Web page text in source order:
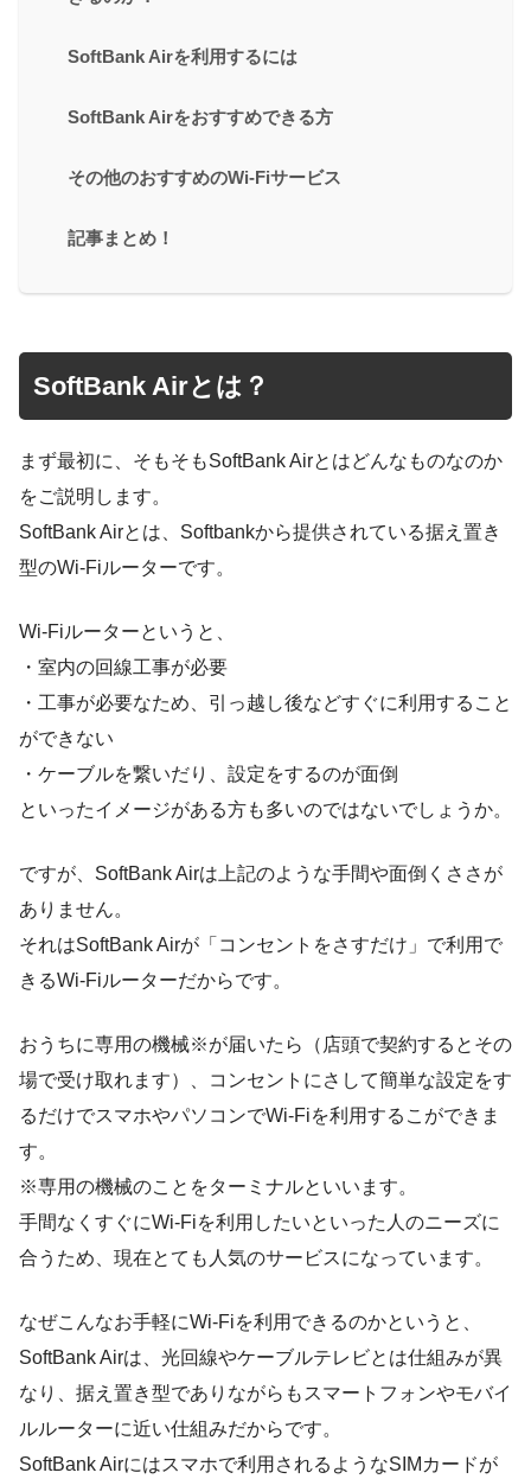
SoftBank Airを利用するには
SoftBank Airをおすすめできる方
その他のおすすめのWi-Fiサービス
記事まとめ！
SoftBank Airとは？
まず最初に、そもそもSoftBank Airとはどんなものなのか
をご説明します。
SoftBank Airとは、Softbankから提供されている据え置き
型のWi-Fiルーターです。
Wi-Fiルーターというと、
・室内の回線工事が必要
・工事が必要なため、引っ越し後などすぐに利用すること
ができない
・ケーブルを繋いだり、設定をするのが面倒
といったイメージがある方も多いのではないでしょうか。
ですが、SoftBank Airは上記のような手間や面倒くささが
ありません。
それはSoftBank Airが「コンセントをさすだけ」で利用で
きるWi-Fiルーターだからです。
おうちに専用の機械※が届いたら（店頭で契約するとその
場で受け取れます）、コンセントにさして簡単な設定をす
るだけでスマホやパソコンでWi-Fiを利用するこができま
す。
※専用の機械のことをターミナルといいます。
手間なくすぐにWi-Fiを利用したいといった人のニーズに
合うため、現在とても人気のサービスになっています。
なぜこんなお手軽にWi-Fiを利用できるのかというと、
SoftBank Airは、光回線やケーブルテレビとは仕組みが異
なり、据え置き型でありながらもスマートフォンやモバイ
ルルーターに近い仕組みだからです。
SoftBank Airにはスマホで利用されるようなSIMカードが